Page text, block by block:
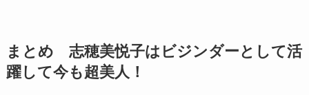
まとめ 志穂美悦子はビジンダーとして活
躍して今も超美人！